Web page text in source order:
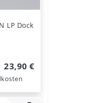
LP Dock
23,90 €